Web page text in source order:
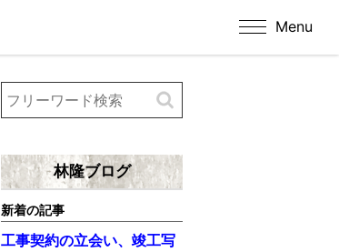
Menu
林隆ブログ
新着の記事
工事契約の立会い、竣工写